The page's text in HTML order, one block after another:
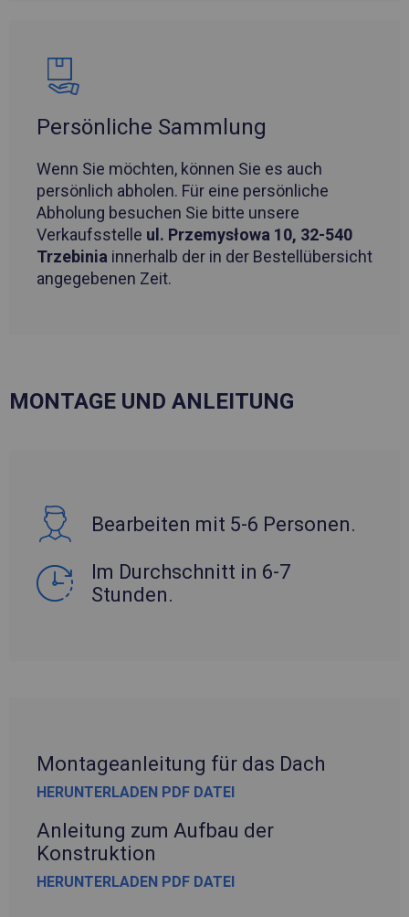
Persönliche Sammlung
Wenn Sie möchten, können Sie es auch
persönlich abholen. Für eine persönliche
Abholung besuchen Sie bitte unsere
Verkaufsstelle ul. Przemysłowa 10, 32-540
Trzebinia innerhalb der in der Bestellübersicht
angegebenen Zeit.
MONTAGE UND ANLEITUNG
Bearbeiten mit 5-6 Personen.
Im Durchschnitt in 6-7
Stunden.
Montageanleitung für das Dach
HERUNTERLADEN PDF DATEI
Anleitung zum Aufbau der
Konstruktion
HERUNTERLADEN PDF DATEI